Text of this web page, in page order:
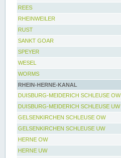
REES
RHEINWEILER
RUST
SANKT GOAR
SPEYER
WESEL
WORMS
RHEIN-HERNE-KANAL
DUISBURG-MEIDERICH SCHLEUSE OW
DUISBURG-MEIDERICH SCHLEUSE UW
GELSENKIRCHEN SCHLEUSE OW
GELSENKIRCHEN SCHLEUSE UW
HERNE OW
HERNE UW